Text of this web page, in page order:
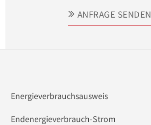
ANFRAGE SENDEN
Energieverbrauchsausweis
Endenergieverbrauch-Strom